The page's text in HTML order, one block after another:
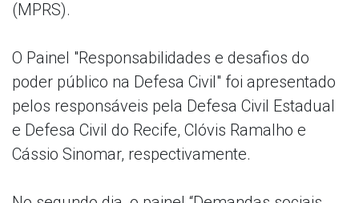
(MPRS).
O Painel "Responsabilidades e desafios do
poder público na Defesa Civil" foi apresentado
pelos responsáveis pela Defesa Civil Estadual
e Defesa Civil do Recife, Clóvis Ramalho e
Cássio Sinomar, respectivamente.